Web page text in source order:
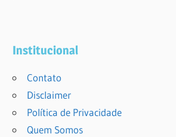
Institucional
Contato
Disclaimer
Política de Privacidade
Quem Somos